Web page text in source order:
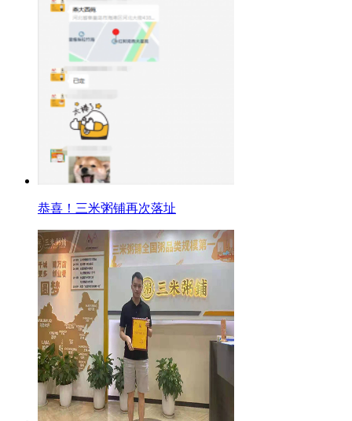
恭喜！三米粥铺再次落址